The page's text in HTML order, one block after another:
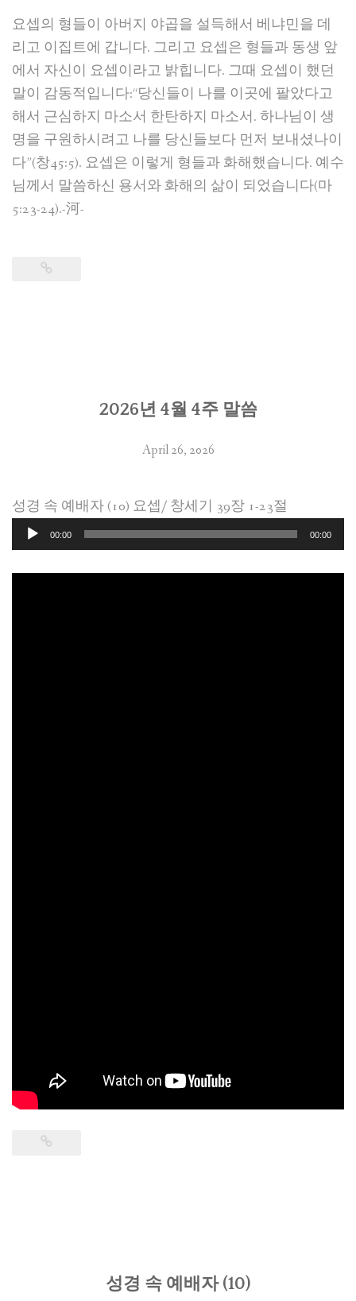
요셉의 형들이 아버지 야곱을 설득해서 베냐민을 데
리고 이집트에 갑니다. 그리고 요셉은 형들과 동생 앞
에서 자신이 요셉이라고 밝힙니다. 그때 요셉이 했던
말이 감동적입니다:“당신들이 나를 이곳에 팔았다고
해서 근심하지 마소서 한탄하지 마소서. 하나님이 생
명을 구원하시려고 나를 당신들보다 먼저 보내셨나이
다”(창45:5). 요셉은 이렇게 형들과 화해했습니다. 예수
님께서 말씀하신 용서와 화해의 삶이 되었습니다(마
5:23-24).-河-
2026년 4월 4주 말씀
April 26, 2026
성경 속 예배자 (10) 요셉/ 창세기 39장 1-23절
Audio
00:00 00:00
성경 속 예배자 (10)